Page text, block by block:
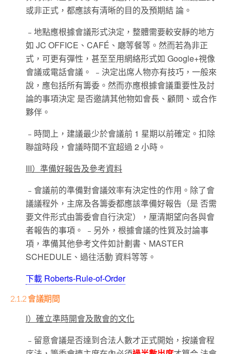
或非正式，都應該有清晰的目的及預期結 論。
﹣地點應根據會議形式決定，整體需要較安靜的地方
如 JC OFFICE、CAFÉ 、廰等餐等。然而若為非正
式，可更有彈性，甚至至用網絡形式如 Google+視像
會議或電話會議。 ﹣決定出席人物亦有技巧，一般來
說，應包括所有籌委。然而亦應根據會議重要性及討
論的事項決定 是否邀請其他物如會長、顧問、或合作
夥伴。
﹣時間上，建議最少於會議前 1 星期以前確定。扣除
聯誼時段，會議時間不宜超過 2 小時。
III）準備好報告及參考資料
﹣會議前的準備對會議效率有決定性的作用。除了會
議議程外，主席及各籌委都應該準備好報告（是 否需
要文件形式由籌委會自行決定），厘清期望向各與會
者報告的事項。 ﹣另外，根據會議的性質及討論事
項，準備其他參考文件如計劃書、MASTER
SCHEDULE、過往活動 資料等等。
下載 Roberts-Rule-of-Order
2.1.2 會議期間
I）確立準時開會及散會的文化
﹣留意會議是否達到合法人數才正式開始，按議會程